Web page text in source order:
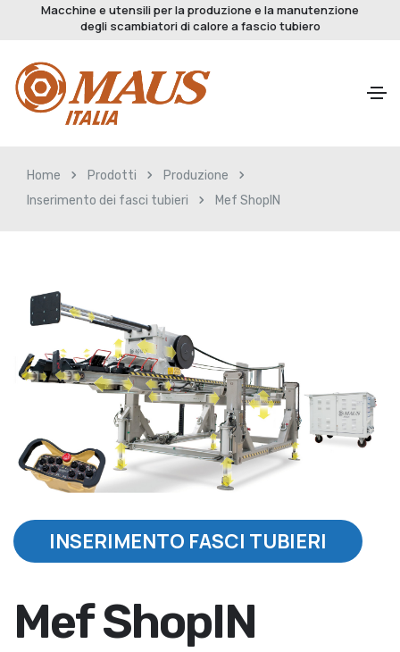
Macchine e utensili per la produzione e la manutenzione
degli scambiatori di calore a fascio tubiero
Home Prodotti
Produzione
Inserimento dei fasci tubieri
Mef ShopIN
INSERIMENTO FASCI TUBIERI
Mef ShopIN